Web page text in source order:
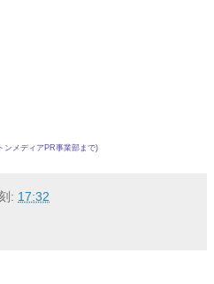
ンメディアPR事業部 まで)
: 17:32